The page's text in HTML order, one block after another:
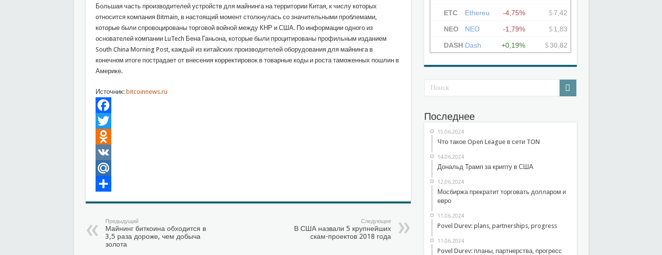
Большая часть производителей устройств для майнинга на территории Китая, к числу которых
относится компания Bitmain, в настоящий момент столкнулась со значительными проблемами,
которые были спровоцированы торговой войной между КНР и США. По информации одного из
основателей компании LuTech Бена Ганьона, которые были процитированы профильным изданием
South China Morning Post, каждый из китайских производителей оборудования для майнинга в
конечном итоге пострадает от внесения корректировок в товарные коды и роста таможенных пошлин в
Америке.
Источник:bitcoinnews.ru
Facebook
Twitter
Odnoklassniki
VK
Mail.Ru
Предыдущий
Майнинг биткоина обходится в
3,5 раза дороже, чем добыча
золота
Следующее
В США назвали 5 крупнейших
скам-проектов 2018 года
Последнее
15.06.2024
Что такое Open League в сети TON
14.06.2024
Дональд Трамп за крипту в США
12.06.2024
Мосбиржа прекратит торговать долларом и
евро
11.06.2024
Povel Durev: plans, partnerships, progress
11.06.2024
Povel Durev: планы, партнерства, прогресс